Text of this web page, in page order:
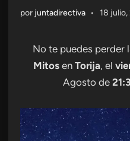
por juntadirectiva • 18 julio,
No te puedes perder
Mitos en Torija, el
Agosto de